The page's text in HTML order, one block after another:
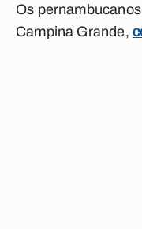
Os
Campina Grande,